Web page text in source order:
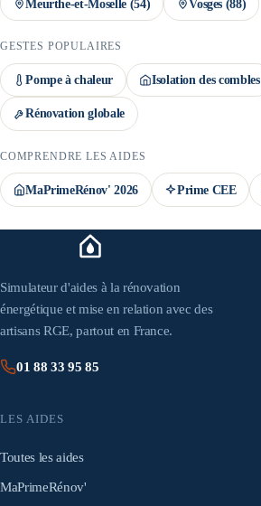
Meurthe-et-Moselle (54) Vosges (88)
GESTES POPULAIRES
Pompe à chaleur Isolation des combles
Rénovation globale
COMPRENDRE LES AIDES
MaPrimeRénov' 2026 Prime CEE
Simulateur d'aides à la rénovation
énergétique et mise en relation avec des
artisans RGE, partout en France.
01 88 33 95 85
LES AIDES
Toutes les aides
MaPrimeRénov'